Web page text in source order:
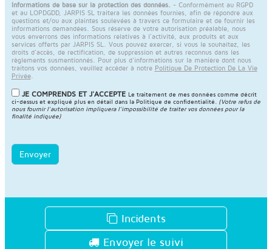
Informations de base sur la protection des données. - Conformément au RGPD
et au LOPDGDD, JARPIS SL traitera les données fournies, afin de répondre aux
questions et/ou aux plaintes soulevées à travers ce formulaire et de fournir les
informations demandées. Sous réserve de votre autorisation préalable, nous
vous enverrons des informations relatives à l'activité, aux produits et aux
services offerts par JARPIS SL. Vous pouvez exercer, si vous le souhaitez, les
droits d'accès, de rectification, de suppression et autres reconnus dans les
règlements susmentionnés. Pour plus d'informations sur la manière dont nous
traitons vos données, veuillez accéder à notre Politique De Protection De La Vie
Privée.
JE COMPRENDS ET J'ACCEPTE Le traitement de mes données comme décrit
ci-dessus et expliqué plus en détail dans la Politique de confidentialité
(Votre refus de
nous fournir l'autorisation impliquera l'impossibilité de traiter vos données pour la
finalité indiquée)
Envoyer
Incidents
Envoyer le suivi